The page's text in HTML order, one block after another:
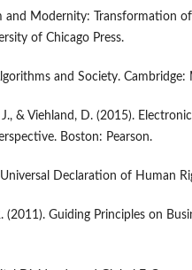
and Modernity: Transformation
of Chicago Press.
and Society. Cambridge:
J., & Viehland, D. (2015).
Boston: Pearson.
Declaration of Human
Guiding Principles on